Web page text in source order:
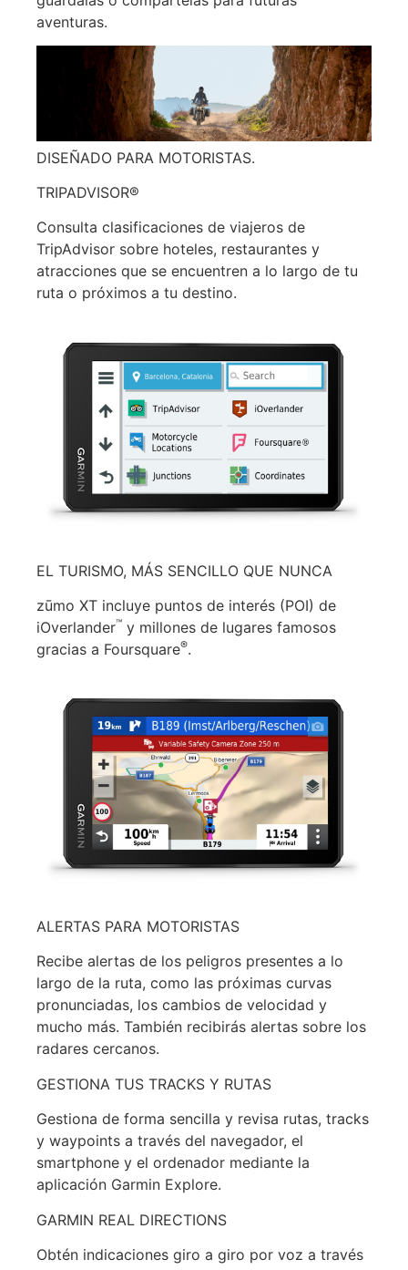
aventuras.
DISEÑADO PARA MOTORISTAS.
TRIPADVISOR®
Consulta clasificaciones de viajeros de
TripAdvisor sobre hoteles, restaurantes y
atracciones que se encuentren a lo largo de tu
ruta o próximos a tu destino.
EL TURISMO, MÁS SENCILLO QUE NUNCA
zūmo XT incluye puntos de interés (POI) de
iOverlander™ y millones de lugares famosos
gracias a Foursquare®.
ALERTAS PARA MOTORISTAS
Recibe alertas de los peligros presentes a lo
largo de la ruta, como las próximas curvas
pronunciadas, los cambios de velocidad y
mucho más. También recibirás alertas sobre los
radares cercanos.
GESTIONA TUS TRACKS Y RUTAS
Gestiona de forma sencilla y revisa rutas, tracks
y waypoints a través del navegador, el
smartphone y el ordenador mediante la
aplicación Garmin Explore.
GARMIN REAL DIRECTIONS
Obtén indicaciones giro a giro por voz a través